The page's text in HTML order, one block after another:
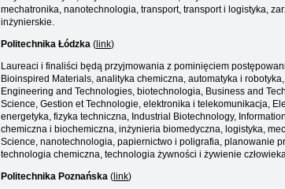
mechatronika, nanotechnologia, transport, transport i logistyka,
inżynierskie.
Politechnika Łódzka ( link)
Laureaci i finaliści będą przyjmowania z pominięciem
Bioinspired Materials, analityka chemiczna, automatyka i
Engineering and Technologies, biotechnologia, Business and
Science, Gestion et Technologie, elektronika i telekomunikacja,
energetyka, fizyka techniczna, Industrial Biotechnology,
chemiczna i biochemiczna, inżynieria biomedyczna, logistyka,
Science, nanotechnologia, papiernictwo i poligrafia, planowanie
technologia chemiczna, technologia żywności i żywienie
Politechnika Poznańska ( link)